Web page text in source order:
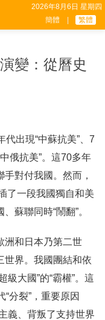
2026年8月6日 星期四
簡體
繁體
變：從曆史
出現“中蘇抗美”、7
俄抗美”。這70多年
對付我國。然而，
了一段我國獨自和美
蘇聯同時“鬧翻”。
洲和日本乃第二世
世界。我國團結和依
級大國”的“霸權”。這
分裂”，重要原因
義、背叛了支持世界